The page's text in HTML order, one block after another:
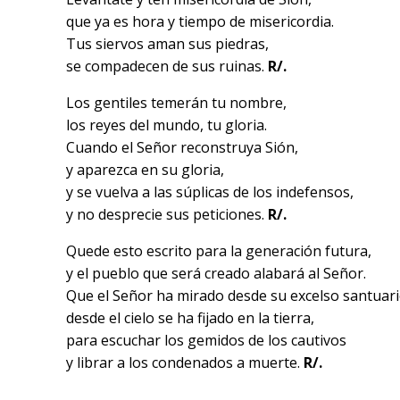
que ya es hora y tiempo de misericordia.
Tus siervos aman sus piedras,
se compadecen de sus ruinas. R/.
Los gentiles temerán tu nombre,
los reyes del mundo, tu gloria.
Cuando el Señor reconstruya Sión,
y aparezca en su gloria,
y se vuelva a las súplicas de los indefensos,
y no desprecie sus peticiones. R/.
Quede esto escrito para la generación futura,
y el pueblo que será creado alabará al Señor.
Que el Señor ha mirado desde su excelso
desde el cielo se ha fijado en la tierra,
para escuchar los gemidos de los cautivos
y librar a los condenados a muerte. R/.